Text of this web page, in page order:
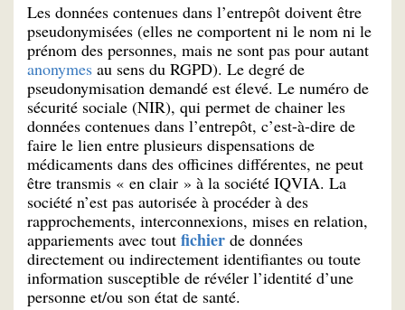
Les données contenues dans l’entrepôt doivent être
pseudonymisées (elles ne comportent ni le nom ni le
prénom des personnes, mais ne sont pas pour autant
anonymes au sens du RGPD). Le degré de
pseudonymisation demandé est élevé. Le numéro de
sécurité sociale (NIR), qui permet de chainer les
données contenues dans l’entrepôt, c’est-à-dire de
faire le lien entre plusieurs dispensations de
médicaments dans des officines différentes, ne peut
être transmis « en clair » à la société IQVIA. La
société n’est pas autorisée à procéder à des
rapprochements, interconnexions, mises en relation,
appariements avec tout fichier de données
directement ou indirectement identifiantes ou toute
information susceptible de révéler l’identité d’une
personne et/ou son état de santé.